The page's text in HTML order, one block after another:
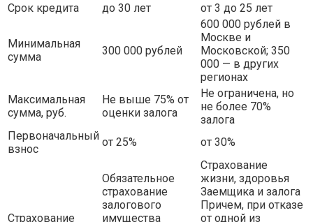
Срок кредита
до 30 лет от 3 до 25 лет
Минимальная
сумма
300 000 рублей
600 000 рублей в
Москве и
Московской; 350
000 — в других
регионах
Максимальная
сумма, руб.
Не выше 75% от
оценки залога
Не ограничена, но
не более 70%
залога
Первоначальный
взнос
от 25% от 30%
Страхование
Обязательное
страхование
залогового
имущества
Страхование
жизни, здоровья
Заемщика и залога
Причем, при отказе
от одной из